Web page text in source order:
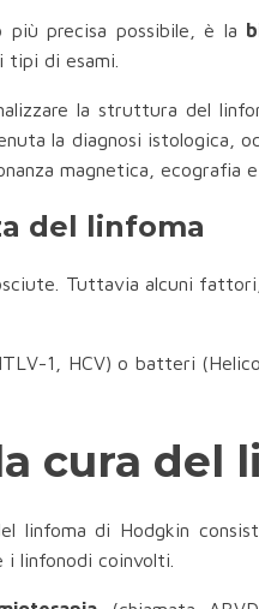
più precisa possibile, è la
di esami.
la struttura del
la diagnosi istologica,
magnetica, ecografia e
del linfoma
Tuttavia alcuni
1, HCV) o batteri
cura del
di Hodgkin
i linfonodi coinvolti.